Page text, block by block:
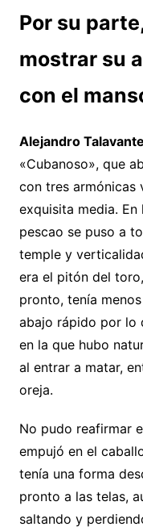
Por su
mostrar su
con el
Alejandro Talavante
«Cubanoso», que
con tres armónicas
exquisita media.
pescao se puso a
temple y
era el pitón del
pronto, tenía
abajo rápido por lo
en la que hubo
al entrar a matar,
oreja.
No pudo reafirmar
empujó en el
tenía una forma
pronto a las telas,
saltando y